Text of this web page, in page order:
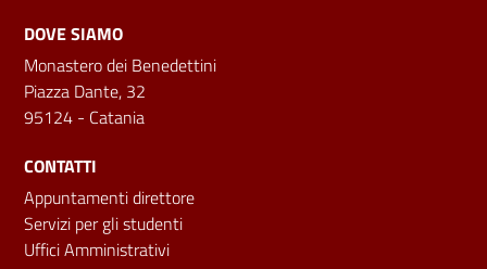
DOVE SIAMO
Monastero dei Benedettini
Piazza Dante, 32
95124 - Catania
CONTATTI
Appuntamenti direttore
Servizi per gli studenti
Uffici Amministrativi